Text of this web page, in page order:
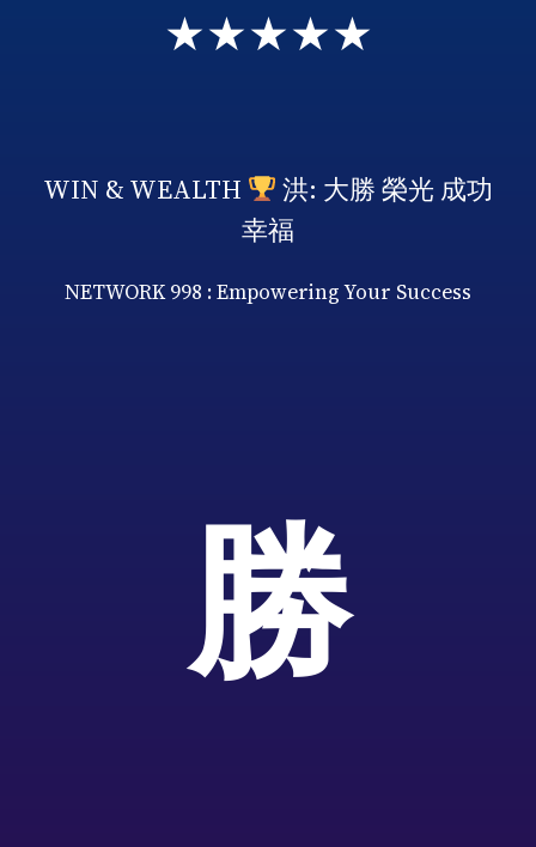
★★★★★
WIN & WEALTH
洪: 大勝 榮光 成功
幸福
NETWORK 998 : Empowering Your Success
勝